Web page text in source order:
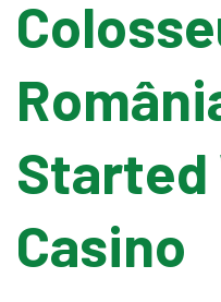
Band Sealers
Banding Machine
Cup & Tray
Bag Sealing
Started
Casino